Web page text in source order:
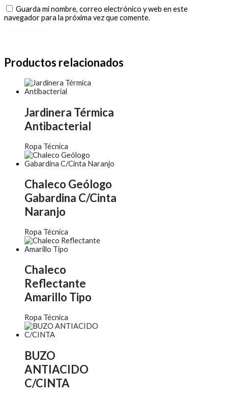
Guarda mi nombre, correo electrónico y web en este
navegador para la próxima vez que comente.
Productos relacionados
Jardinera Térmica
Antibacterial
Ropa Técnica
Chaleco Geólogo
Gabardina C/Cinta
Naranjo
Ropa Técnica
Chaleco
Reflectante
Amarillo Tipo
Ropa Técnica
BUZO
ANTIACIDO
C/CINTA